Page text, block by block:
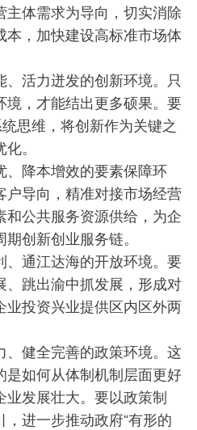
体需求为导向，切实消除
，加快建设高标准市场体
活力迸发的创新环境。只
，才能结出更多硕果。要
思维，将创新作为关键之
。
降本增效的要素保障环
导向，精准对接市场经营
公共服务资源供给，为企
创新创业服务链。
通江达海的开放环境。要
、跳出渝中抓发展，形成对
业投资兴业提供区内区外两
健全完善的政策环境。这
是如何从体制机制层面更好
发展壮大。要以政策制
进一步推动政府“有形的